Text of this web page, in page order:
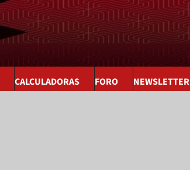
CALCULADORAS FORO NEWSLETTER